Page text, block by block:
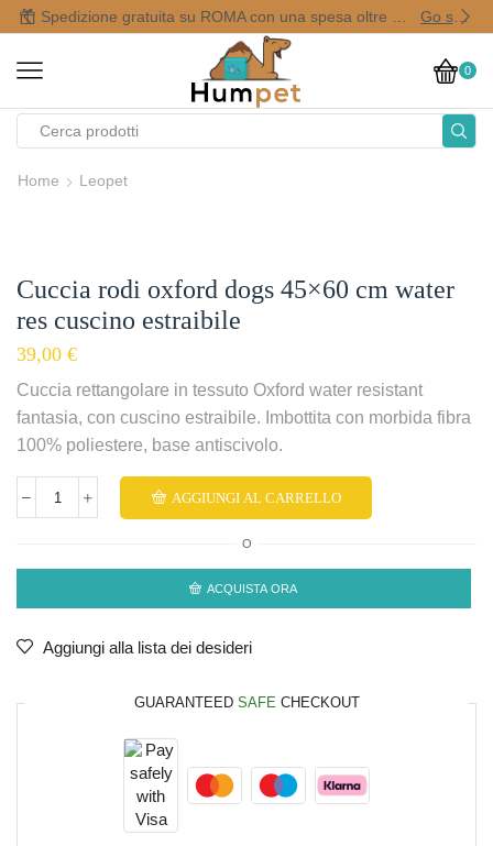
Go shop
0
Home Leopet
Cuccia rodi oxford dogs 45×60 cm water
res cuscino estraibile
39,00 €
Cuccia rettangolare in tessuto Oxford water resistant
fantasia, con cuscino estraibile. Imbottita con morbida fibra
100% poliestere, base antiscivolo.
AGGIUNGI AL CARRELLO
O
ACQUISTA ORA
Aggiungi alla lista dei desideri
GUARANTEED SAFE CHECKOUT